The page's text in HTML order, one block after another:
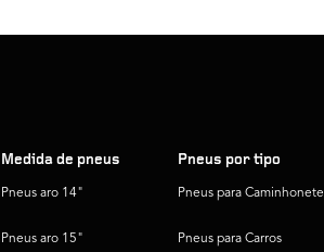
Medida de pneus
Pneus aro 14"
Pneus aro 15"
Pneus por tipo
Pneus para Caminhonete
Pneus para Carros